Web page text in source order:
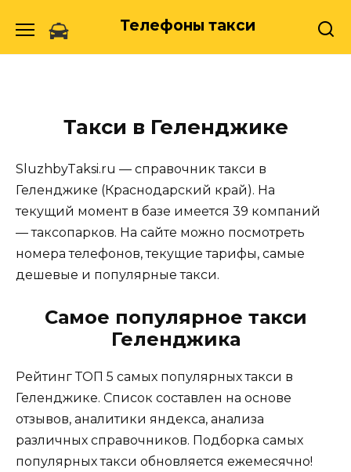
Телефоны такси
Такси в Геленджике
SluzhbyTaksi.ru — справочник такси в
Геленджике (Краснодарский край). На
текущий момент в базе имеется 39 компаний
— таксопарков. На сайте можно посмотреть
номера телефонов, текущие тарифы, самые
дешевые и популярные такси.
Самое популярное такси
Геленджика
Рейтинг ТОП 5 самых популярных такси в
Геленджике. Список составлен на основе
отзывов, аналитики яндекса, анализа
различных справочников. Подборка самых
популярных такси обновляется ежемесячно!